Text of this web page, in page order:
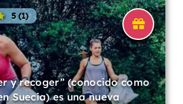
5 (1)
y recoger” (conocido como
Suecia) es una nueva